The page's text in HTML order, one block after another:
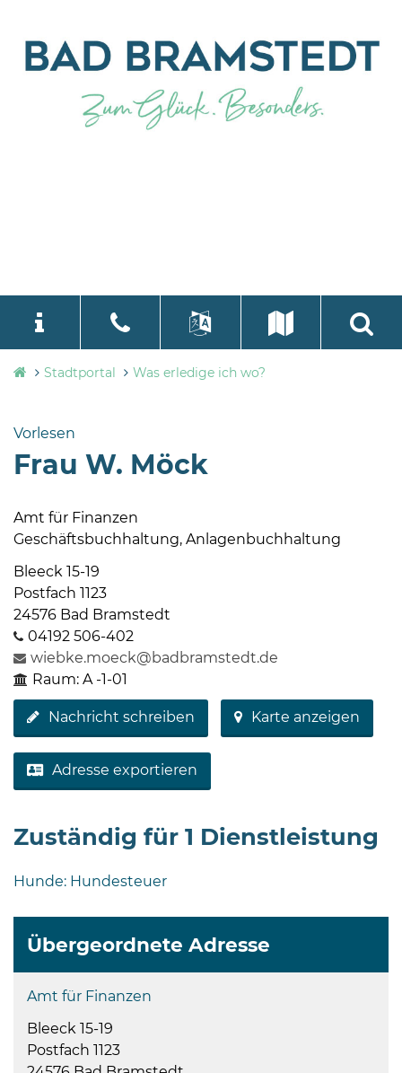
Stadtverwaltung
Bramstedt
Bramstedt
04192-
506-
zentrale@badbramstedt.de
Mo,
Di,
Fr
08
Do
und
language
Select Language
Stadtportal Was erledige ich wo?
Vorlesen
Frau W. Möck
Amt für Finanzen
Geschäftsbuchhaltung, Anlagenbuchhaltung
Bleeck 15-19
Postfach 1123
24576 Bad Bramstedt
04192 506-402
wiebke.moeck@badbramstedt.de
Raum: A -1-01
Nachricht schreiben Karte anzeigen
Adresse exportieren
Zuständig für 1 Dienstleistung
Hunde: Hundesteuer
Übergeordnete Adresse
Amt für Finanzen
Bleeck 15-19
Postfach 1123